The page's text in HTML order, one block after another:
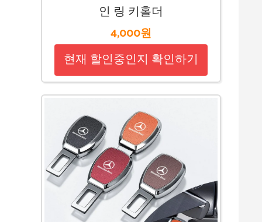
인 링 키홀더
4,000원
현재 할인중인지 확인하기